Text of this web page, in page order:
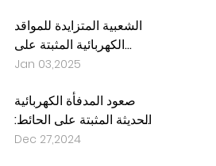
الشعبية المتزايدة للمواقد
الكهربائية المثبتة على
الحائط الأبيض: حل أنيق
Jan 03,2025
صعود المدفأة الكهربائية
الحديثة المثبتة على الحائط:
تغيير قواعد اللعبة في
Dec 27,2024